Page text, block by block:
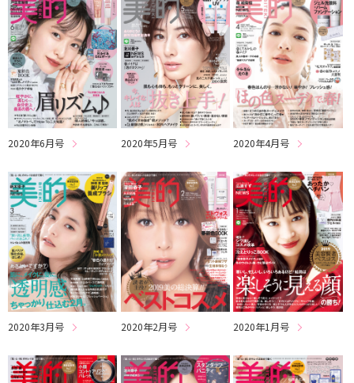
2020年6月号 2020年5月号 2020年4月号
2020年3月号 2020年2月号 2020年1月号